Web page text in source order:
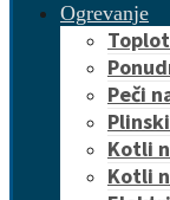
Ogrevanje
Peči
Kotli
Kotli